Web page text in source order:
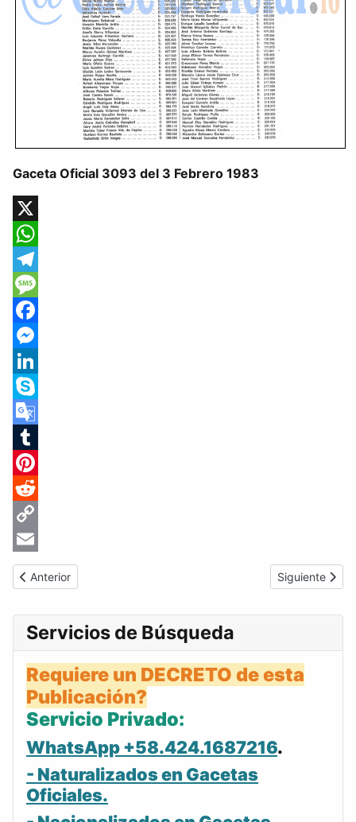
Gaceta Oficial 3093 del 3 Febrero 1983
X
WhatsApp
Telegram
Message
Facebook
Messenger
LinkedIn
Skype
Google
Translate
Tumblr
Pinterest
Reddit
Copy
Link
Email
Artículo anterior: Gaceta Oficial de Venezuela #3092 del jueves
Anterior Artículo
Siguiente
Servicios de Búsqueda
Requiere un DECRETO de esta
Publicación?
Servicio Privado:
WhatsApp +58.424.1687216.
- Naturalizados en Gacetas
Oficiales.